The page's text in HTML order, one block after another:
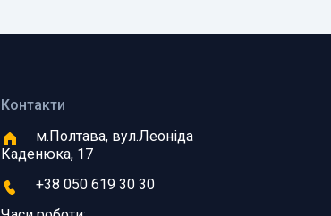
Контакти
м.Полтава, вул.Леоніда
Каденюка, 17
+38 050 619 30 30